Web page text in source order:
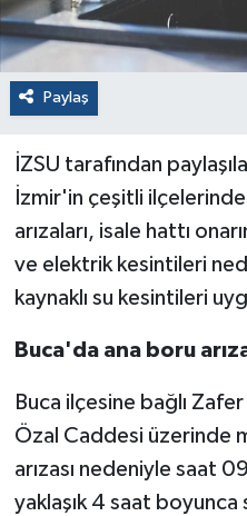
Paylaş
İZSU tarafından
İzmir'in çeşitli
arızaları, isale hattı
ve elektrik kesintileri
kaynaklı su kesintileri
Buca'da ana boru
Buca ilçesine bağlı
Özal Caddesi üzerinde
arızası nedeniyle saat
yaklaşık 4 saat boyunca